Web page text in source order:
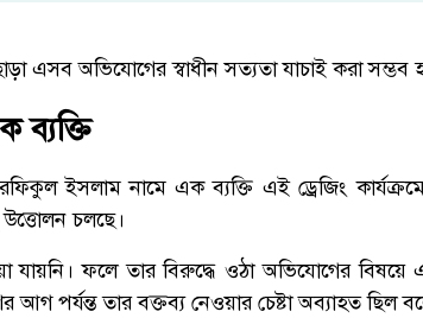
এসব অভিযোগের স্বাধীন সত্যতা যাচাই করা সম্ভব
ব্যক্তি
ইসলাম নামে এক ব্যক্তি এই ড্রেজিং
উত্তোলন চলছে।
যায়নি। ফলে তার বিরুদ্ধে ওঠা অভিযোগের
আগ পর্যন্ত তার বক্তব্য নেওয়ার চেষ্টা অব্যাহত ছিল